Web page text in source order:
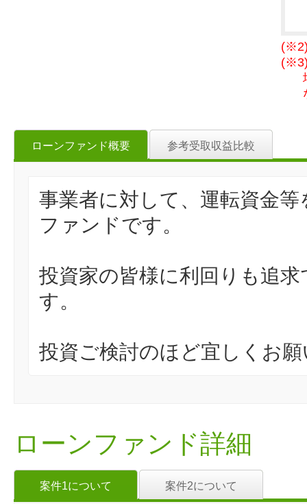
(※2)
(※3)
ローンファンド概要 参考受取収益比較
事業者に対して、運転資金
ファンドです。
投資家の皆様に利回りも追
す。
投資ご検討のほど宜しくお
ローンファンド詳細
案件1について 案件2について